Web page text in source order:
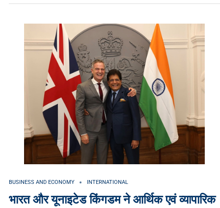
BUSINESS AND ECONOMY INTERNATIONAL
भारत और यूनाइटेड किंगडम ने आर्थिक एवं व्यापारिक